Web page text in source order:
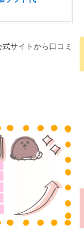
サイトから口コミ